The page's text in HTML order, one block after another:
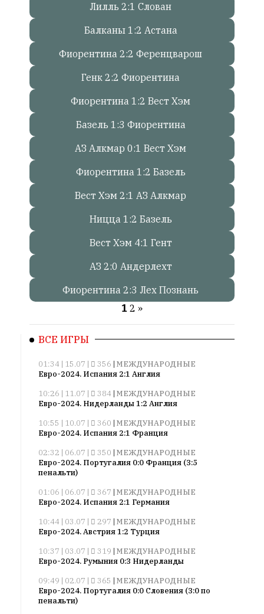
Тонкие
материалы
для
независимо
мыслящих.
Сайт
обновляется
трудом,
душой.
Редакция
лезет
авторские
искажает
Мнение
редакции
является
обязательным
публикации.
Противоположные
мнения
публикуются,
принимаются
восторга.
Главный
Лилль 2:1 Слован
Балканы 1:2 Астана
Фиорентина 2:2 Ференцварош
Генк 2:2 Фиорентина
Фиорентина 1:2 Вест Хэм
Базель 1:3 Фиорентина
АЗ Алкмар 0:1 Вест Хэм
Фиорентина 1:2 Базель
Вест Хэм 2:1 АЗ Алкмар
Ницца 1:2 Базель
Вест Хэм 4:1 Гент
АЗ 2:0 Андерлехт
Фиорентина 2:3 Лех Познань
1 2 »
ВСЕ ИГРЫ
01:34 | 15.07 | 356 | МЕЖДУНАРОДНЫЕ
Евро-2024. Испания 2:1 Англия
10:26 | 11.07 |
384 | МЕЖДУНАРОДНЫЕ
Евро-2024. Нидерланды 1:2 Англия
10:55 | 10.07 |
360 | МЕЖДУНАРОДНЫЕ
Евро-2024. Испания 2:1 Франция
02:32 | 06.07 |
350 | МЕЖДУНАРОДНЫЕ
Евро-2024. Португалия 0:0 Франция (3:5
пенальти)
01:06 | 06.07 |
367 | МЕЖДУНАРОДНЫЕ
Евро-2024. Испания 2:1 Германия
10:44 | 03.07 |
297 | МЕЖДУНАРОДНЫЕ
Евро-2024. Австрия 1:2 Турция
10:37 | 03.07 |
319 | МЕЖДУНАРОДНЫЕ
Евро-2024. Румыния 0:3 Нидерланды
09:49 | 02.07 |
365 | МЕЖДУНАРОДНЫЕ
Евро-2024. Португалия 0:0 Словения (3:0 по
пенальти)